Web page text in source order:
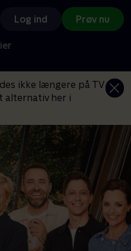
Log ind Prøv nu
ikke længere på TV
alternativ her i